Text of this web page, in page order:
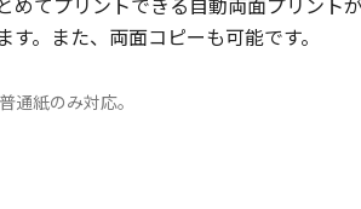
。また、両面コピーも可能です。
通紙のみ対応。